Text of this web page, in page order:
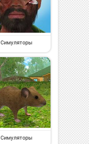
Симуляторы
Симуляторы